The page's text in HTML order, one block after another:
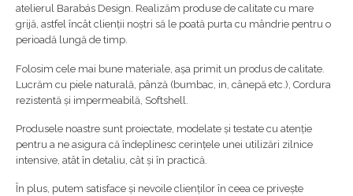
atelierul Barabás Design. Realizăm produse de calitate cu mare
grijă, astfel încât clienții noștri să le poată purta cu mândrie pentru o
perioadă lungă de timp.
Folosim cele mai bune materiale, așa primit un produs de calitate.
Lucrăm cu piele naturală, pânză (bumbac, in, cânepă etc.), Cordura
rezistentă și impermeabilă, Softshell.
Produsele noastre sunt proiectate, modelate și testate cu atenție
pentru a ne asigura că îndeplinesc cerințele unei utilizări zilnice
intensive, atât în detaliu, cât și în practică.
În plus, putem satisface și nevoile clienților în ceea ce privește